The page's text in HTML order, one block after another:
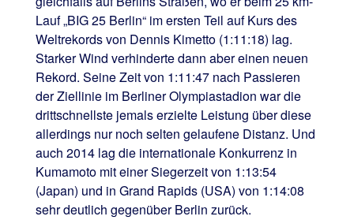
Lauf „BIG 25 Berlin“ im ersten Teil auf Kurs des
Weltrekords von Dennis Kimetto (1:11:18) lag.
Starker Wind verhinderte dann aber einen neuen
Rekord. Seine Zeit von 1:11:47 nach Passieren
der Ziellinie im Berliner Olympiastadion war die
drittschnellste jemals erzielte Leistung über diese
allerdings nur noch selten gelaufene Distanz. Und
auch 2014 lag die internationale Konkurrenz in
Kumamoto mit einer Siegerzeit von 1:13:54
(Japan) und in Grand Rapids (USA) von 1:14:08
sehr deutlich gegenüber Berlin zurück.